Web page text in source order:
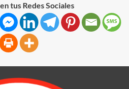
tus Redes Sociales